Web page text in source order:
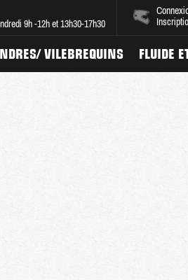
9h -12h et 13h30-17h30
VILEBREQUINS FLUIDE